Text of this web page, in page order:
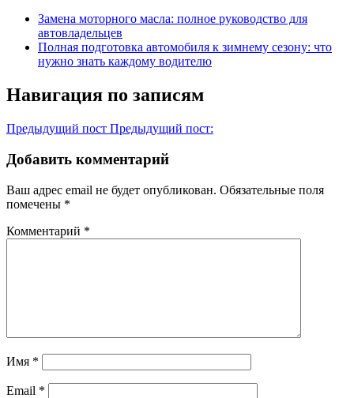
Замена моторного масла: полное руководство для
автовладельцев
Полная подготовка автомобиля к зимнему сезону: что
нужно знать каждому водителю
Навигация по записям
Предыдущий пост Предыдущий пост:
Добавить комментарий
Ваш адрес email не будет опубликован. Обязательные поля
помечены *
Комментарий *
Имя *
Email *